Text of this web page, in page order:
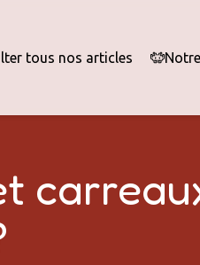
tous nos articles